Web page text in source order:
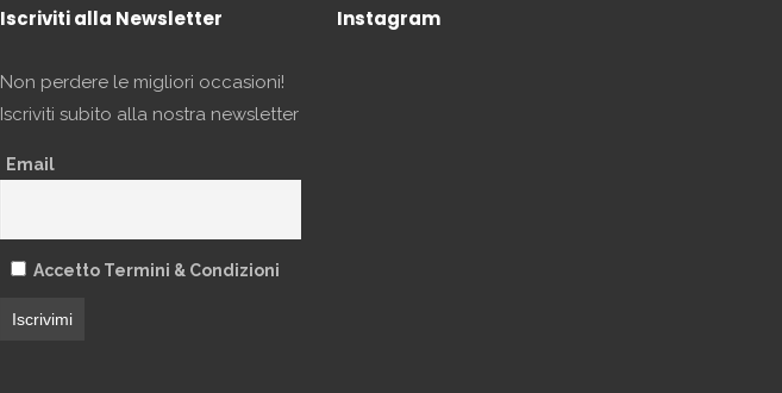
Iscriviti alla Newsletter
Non perdere le migliori occasioni!
Iscriviti subito alla nostra newsletter
Email
Accetto Termini & Condizioni
Instagram